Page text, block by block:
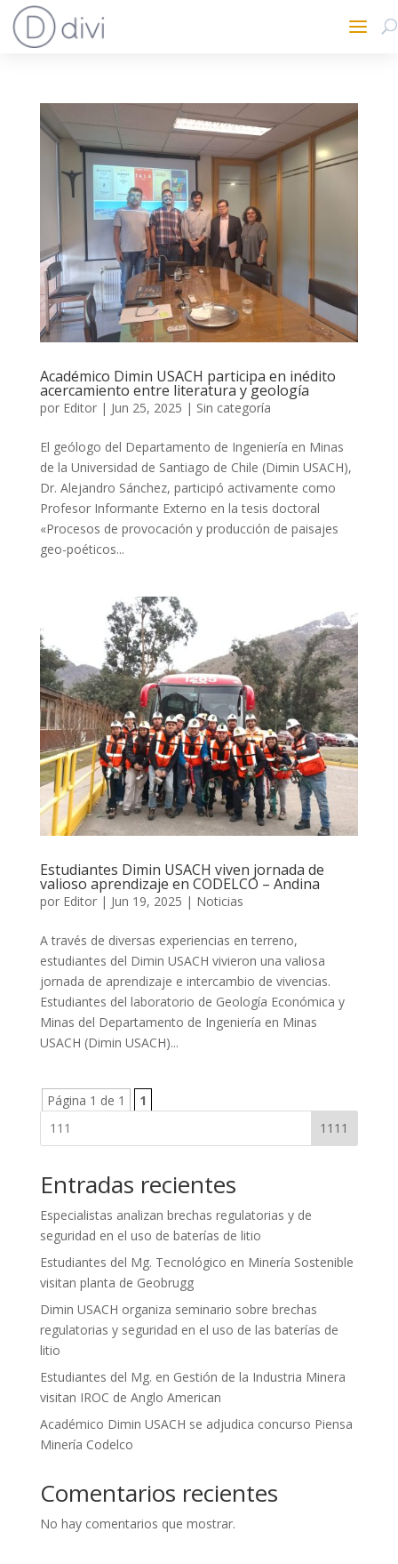
Académico Dimin USACH participa en inédito
acercamiento entre literatura y geología
por Editor| Jun 25, 2025 | Sin categoría
El geólogo del Departamento de Ingeniería en Minas
de la Universidad de Santiago de Chile (Dimin USACH),
Dr. Alejandro Sánchez, participó activamente como
Profesor Informante Externo en la tesis doctoral
«Procesos de provocación y producción de paisajes
geo-poéticos...
Estudiantes Dimin USACH viven jornada de
valioso aprendizaje en CODELCO – Andina
por Editor| Jun 19, 2025 | Noticias
A través de diversas experiencias en terreno,
estudiantes del Dimin USACH vivieron una valiosa
jornada de aprendizaje e intercambio de vivencias.
Estudiantes del laboratorio de Geología Económica y
Minas del Departamento de Ingeniería en Minas
USACH (Dimin USACH)...
Página 1 de 1
1
1111
Entradas recientes
Especialistas analizan brechas regulatorias y de
seguridad en el uso de baterías de litio
Estudiantes del Mg. Tecnológico en Minería Sostenible
visitan planta de Geobrugg
Dimin USACH organiza seminario sobre brechas
regulatorias y seguridad en el uso de las baterías de
litio
Estudiantes del Mg. en Gestión de la Industria Minera
visitan IROC de Anglo American
Académico Dimin USACH se adjudica concurso Piensa
Minería Codelco
Comentarios recientes
No hay comentarios que mostrar.